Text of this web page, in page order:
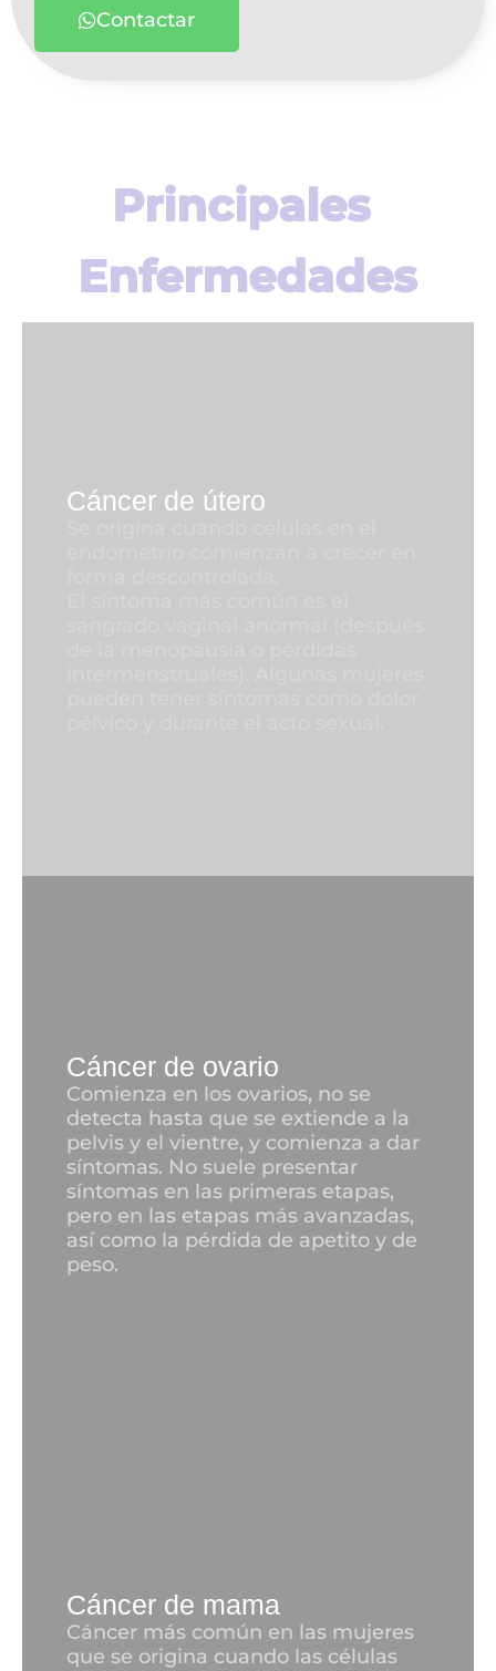
Contactar
Principales
Enfermedades
Cáncer de útero
Cáncer de ovario
Comienza en los ovarios, no se
detecta hasta que se extiende a la
pelvis y el vientre, y comienza a dar
síntomas. No suele presentar
síntomas en las primeras etapas,
pero en las etapas más avanzadas,
así como la pérdida de apetito y de
peso.
Cáncer de mama
Cáncer más común en las mujeres
que se origina cuando las células